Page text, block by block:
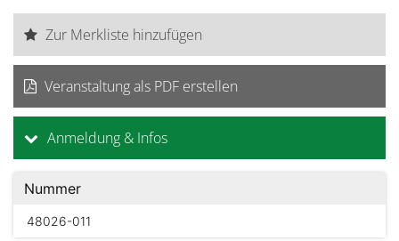
Zur Merkliste hinzufügen
Veranstaltung als PDF erstellen
Anmeldung & Infos
Nummer
48026-011